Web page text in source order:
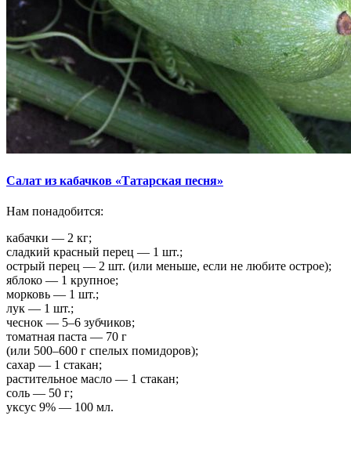
Салат из кабачков «Татарская песня»
Нам понадобится:
кабачки — 2 кг;
сладкий красный перец — 1 шт.;
острый перец — 2 шт. (или меньше, если не любите острое);
яблоко — 1 крупное;
морковь — 1 шт.;
лук — 1 шт.;
чеснок — 5–6 зубчиков;
томатная паста — 70 г
(или 500–600 г спелых помидоров);
сахар — 1 стакан;
растительное масло — 1 стакан;
соль — 50 г;
уксус 9% — 100 мл.